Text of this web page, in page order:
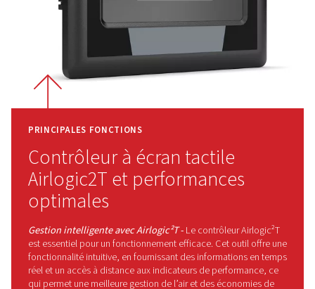
un fonctionnement fiable même lorsque la chaleur est
Efficacité et discrétion- Un baffle insonorisant
conçu maintient les niveaux sonores à un niveau bas,
ces compresseurs adaptés à une installation à
espaces de travail. Cet ajout réfléchi crée un
calme et plus confortable sans sacrifier les
Pourquoi choisir le Rollair